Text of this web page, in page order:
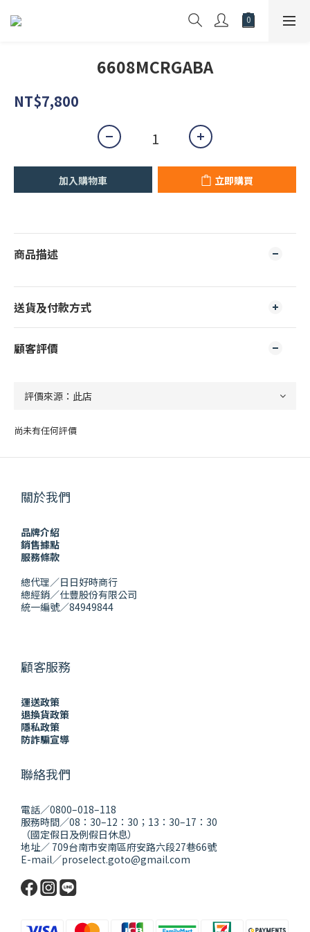
6608MCRGABA
NT$7,800
加入購物車 立即購買
商品描述
送貨及付款方式
顧客評價
尚未有任何評價
關於我們
品牌介紹
銷售據點
服務條款
總代理／日日好時商行
總經銷／仕豐股份有限公司
統一編號／84949844
顧客服務
運送政策
退換貨政策
隱私政策
防詐騙宣導
聯絡我們
電話／0800–018–118
服務時間／08：30–12：30；13：30–17：30
（國定假日及例假日休息）
地址／ 709台南市安南區府安路六段27巷66號
E-mail／proselect.goto@gmail.com